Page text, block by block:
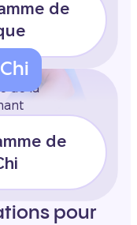
de
de la
de
pour